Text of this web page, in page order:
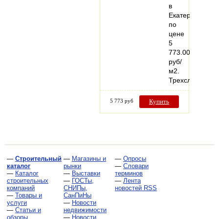
в
Екатеринбурге,
по
цене
5
773.00
руб/
м2.
Трехслойные…
5 773 руб Купить
— Строительный
каталог
— Каталог
строительных
компаний
— Товары и
услуги
— Статьи и
обзоры
— Магазины и
рынки
— Выставки
— ГОСТы,
СНИПы,
СанПиНы
— Новости
недвижимости
— Новости
— Опросы
— Словари
терминов
— Лента
новостей RSS